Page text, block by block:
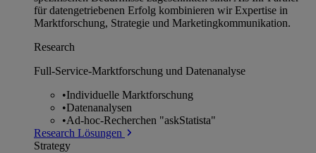
für datengetriebenen Erfolg kombinieren wir Expertise in
Marktforschung, Strategie und Marketingkommunikation.
Research
Full-Service-Marktforschung und Datenanalyse
•Individuelle Marktforschung
•Datenanalysen
•Ad-hoc-Recherchen "askStatista"
Research Lösungen
Strategy